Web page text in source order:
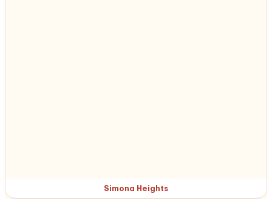
Simona Heights